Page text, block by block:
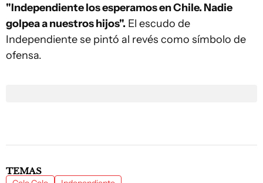
"Independiente los esperamos en Chile. Nadie
golpea a nuestros hijos". El escudo de
Independiente se pintó al revés como símbolo de
ofensa.
TEMAS